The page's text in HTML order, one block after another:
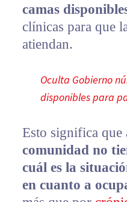
camas
clínicas para que
atiendan.
Oculta Gobierno
disponibles para
Esto significa que
comunidad no
cuál es la
en cuanto a